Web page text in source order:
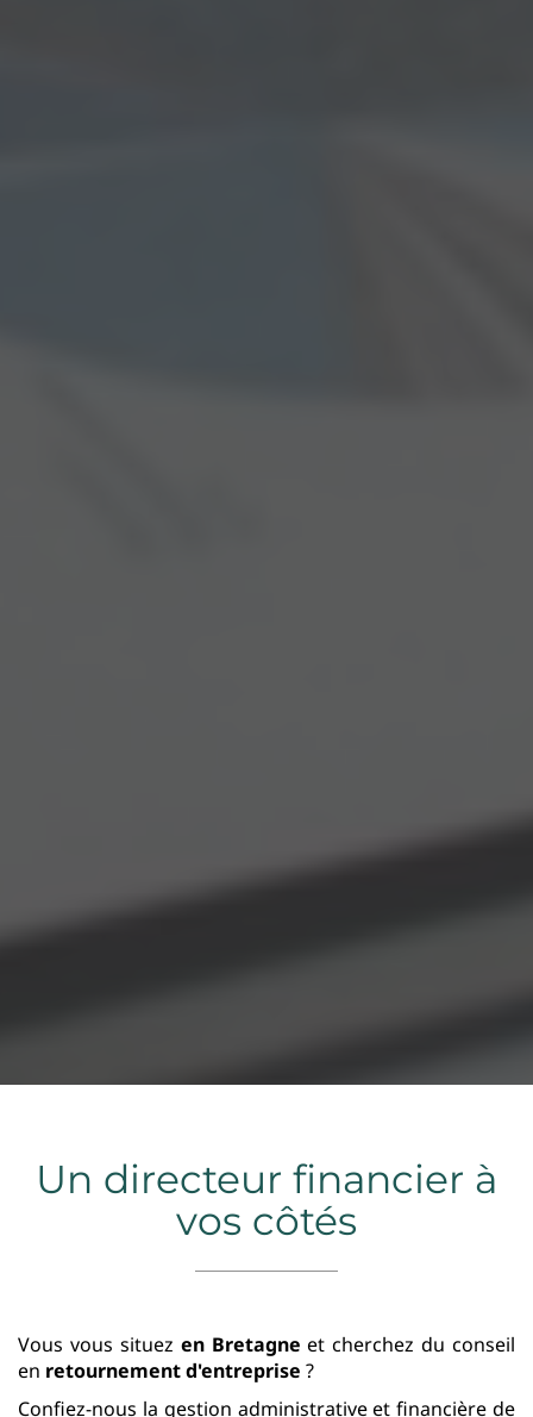
Un directeur financier à
vos côtés
Vous vous situez en Bretagne et cherchez du conseil
en retournement d'entreprise ?
Confiez-nous la gestion administrative et financière de